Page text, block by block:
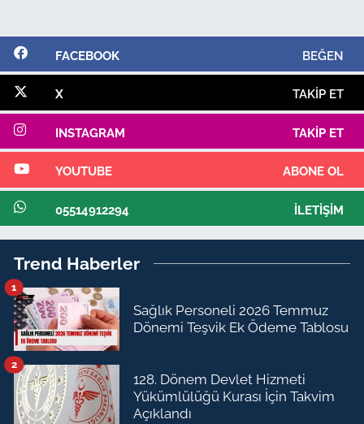
FACEBOOK BEĞEN
X TAKIP ET
INSTAGRAM TAKIP ET
YOUTUBE ABONE OL
05514912294 İLETIŞIM
Trend Haberler
Sağlık Personeli 2026 Temmuz
Dönemi Teşvik Ek Ödeme Tablosu
1
128. Dönem Devlet Hizmeti
Yükümlülüğü Kurası İçin Takvim
Açıklandı
2